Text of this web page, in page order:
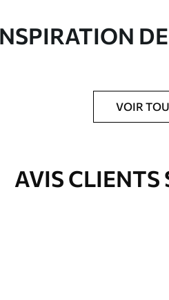
colle pour papier peint
VOIR
AVIS CLIENTS